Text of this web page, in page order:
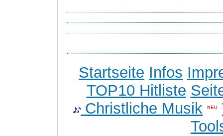
Startseite Infos
TOP10 Hitliste
Christliche Musik